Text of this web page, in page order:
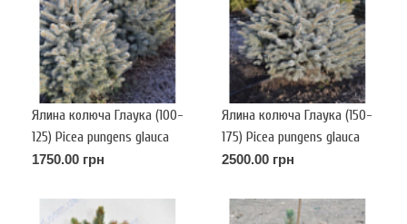
Ялина колюча Глаука (100-
125) Picea pungens glauca
(КОМ)
1750.00 грн
Ялина колюча Глаука (150-
175) Picea pungens glauca
(КОМ)
2500.00 грн